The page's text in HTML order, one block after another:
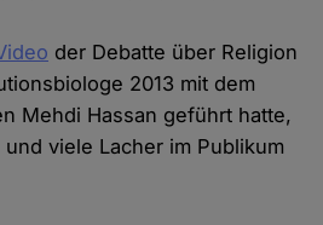
der Debatte über Religion
2013 mit dem
Mehdi Hassan geführt hatte,
viele Lacher im Publikum